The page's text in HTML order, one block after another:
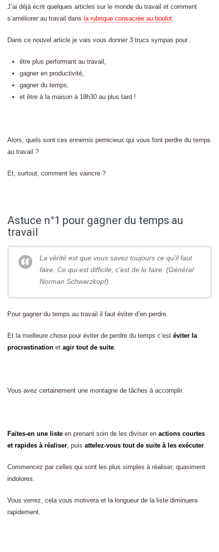
J’ai déjà écrit quelques articles sur le monde du travail et comment
s’améliorer au travail dans la rubrique consacrée au boulot.
Dans ce nouvel article je vais vous donner 3 trucs sympas pour :
être plus performant au travail,
gagner en productivité,
gagner du temps,
et être à la maison à 18h30 au plus tard !
Alors, quels sont ces ennemis pernicieux qui vous font perdre du temps
au travail ?
Et, surtout, comment les vaincre ?
Astuce n°1 pour gagner du temps au
travail
La vérité est que vous savez toujours ce qu’il faut
faire. Ce qui est difficile, c’est de le faire. (Général
Norman Schwarzkopf)
Pour gagner du temps au travail il faut éviter d’en perdre.
Et la meilleure chose pour éviter de perdre du temps c’est éviter la
procrastination et agir tout de suite.
Vous avez certainement une montagne de tâches à accomplir.
Faites-en une liste en prenant soin de les diviser en actions courtes
et rapides à réaliser, puis attelez-vous tout de suite à les exécuter.
Commencez par celles qui sont les plus simples à réaliser, quasiment
indolores.
Vous verrez, cela vous motivera et la longueur de la liste diminuera
rapidement.